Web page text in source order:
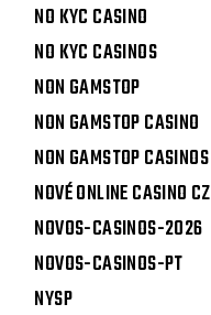
NO KYC CASINO
NO KYC CASINOS
NON GAMSTOP
NON GAMSTOP CASINO
NON GAMSTOP CASINOS
NOVÉ ONLINE CASINO CZ
NOVOS-CASINOS-2026
NOVOS-CASINOS-PT
NYSP